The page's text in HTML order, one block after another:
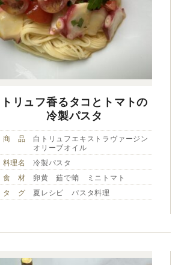
トリュフ香るタコとトマトの
冷製パスタ
商 品
白トリュフエキストラヴァージン
オリーブオイル
料理名
冷製パスタ
食 材
卵黄 茹で蛸 ミニトマト
タ グ
夏レシピ パスタ料理